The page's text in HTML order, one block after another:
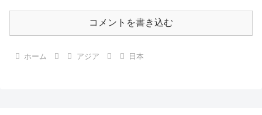
コメントを書き込む
ホーム アジア 日本